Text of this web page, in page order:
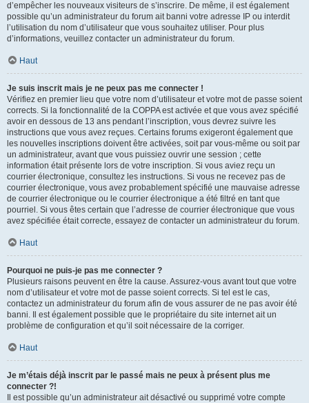
d’empêcher les nouveaux visiteurs de s’inscrire. De même, il est également
possible qu’un administrateur du forum ait banni votre adresse IP ou interdit
l’utilisation du nom d’utilisateur que vous souhaitez utiliser. Pour plus
d’informations, veuillez contacter un administrateur du forum.
Haut
Je suis inscrit mais je ne peux pas me connecter !
Vérifiez en premier lieu que votre nom d’utilisateur et votre mot de passe soient
corrects. Si la fonctionnalité de la COPPA est activée et que vous avez spécifié
avoir en dessous de 13 ans pendant l’inscription, vous devrez suivre les
instructions que vous avez reçues. Certains forums exigeront également que
les nouvelles inscriptions doivent être activées, soit par vous-même ou soit par
un administrateur, avant que vous puissiez ouvrir une session ; cette
information était présente lors de votre inscription. Si vous aviez reçu un
courrier électronique, consultez les instructions. Si vous ne recevez pas de
courrier électronique, vous avez probablement spécifié une mauvaise adresse
de courrier électronique ou le courrier électronique a été filtré en tant que
pourriel. Si vous êtes certain que l’adresse de courrier électronique que vous
avez spécifiée était correcte, essayez de contacter un administrateur du forum.
Haut
Pourquoi ne puis-je pas me connecter ?
Plusieurs raisons peuvent en être la cause. Assurez-vous avant tout que votre
nom d’utilisateur et votre mot de passe soient corrects. Si tel est le cas,
contactez un administrateur du forum afin de vous assurer de ne pas avoir été
banni. Il est également possible que le propriétaire du site internet ait un
problème de configuration et qu’il soit nécessaire de la corriger.
Haut
Je m’étais déjà inscrit par le passé mais ne peux à présent plus me
connecter ?!
Il est possible qu’un administrateur ait désactivé ou supprimé votre compte